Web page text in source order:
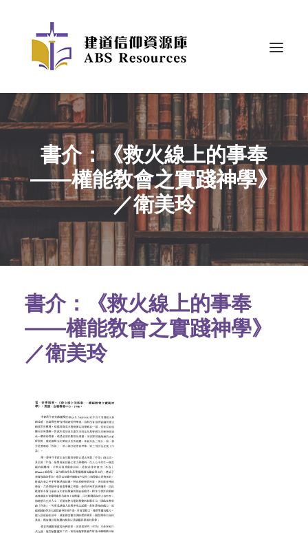
書介：《救火線上的事奉
——權能敎會之實踐神學》
／衛美玲
書介：《救火線上的事奉
——權能敎會之實踐神學》
／衛美玲